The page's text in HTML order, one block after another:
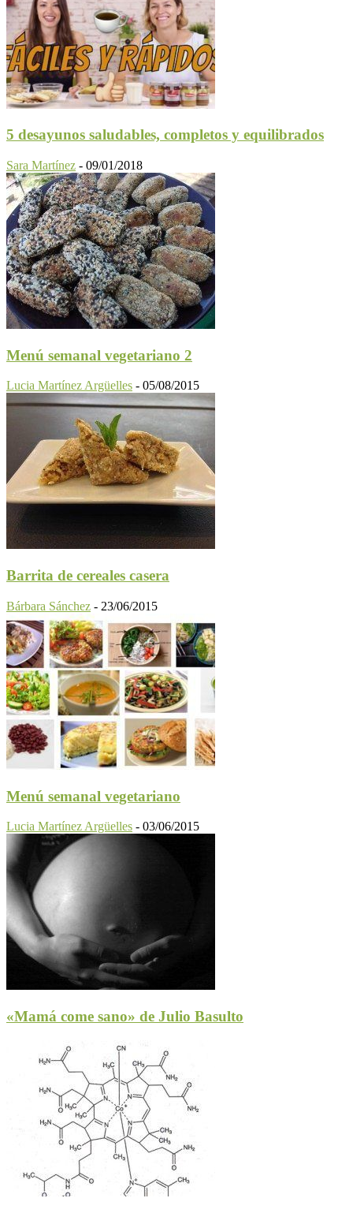
5 desayunos saludables, completos y equilibrados
Sara Martínez - 09/01/2018
Menú semanal vegetariano 2
Lucia Martínez Argüelles - 05/08/2015
Barrita de cereales casera
Bárbara Sánchez - 23/06/2015
Menú semanal vegetariano
Lucia Martínez Argüelles - 03/06/2015
«Mamá come sano» de Julio Basulto